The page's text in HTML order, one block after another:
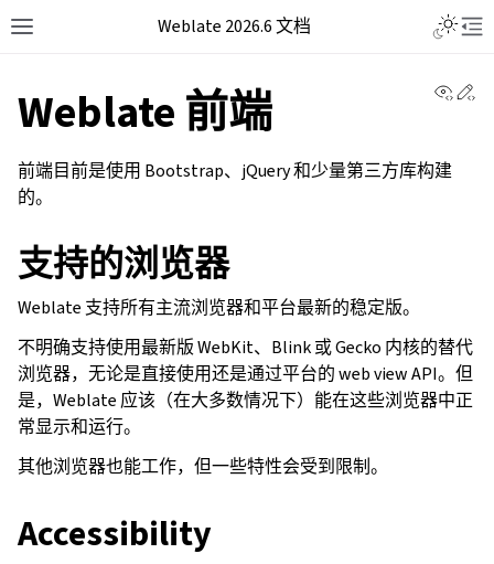
Weblate 2026.6 文档
Weblate 前端
前端目前是使用 Bootstrap、jQuery 和少量第三方库构建
的。
支持的浏览器
Weblate 支持所有主流浏览器和平台最新的稳定版。
不明确支持使用最新版 WebKit、Blink 或 Gecko 内核的替代
浏览器，无论是直接使用还是通过平台的 web view API。但
是，Weblate 应该（在大多数情况下）能在这些浏览器中正
常显示和运行。
其他浏览器也能工作，但一些特性会受到限制。
Accessibility